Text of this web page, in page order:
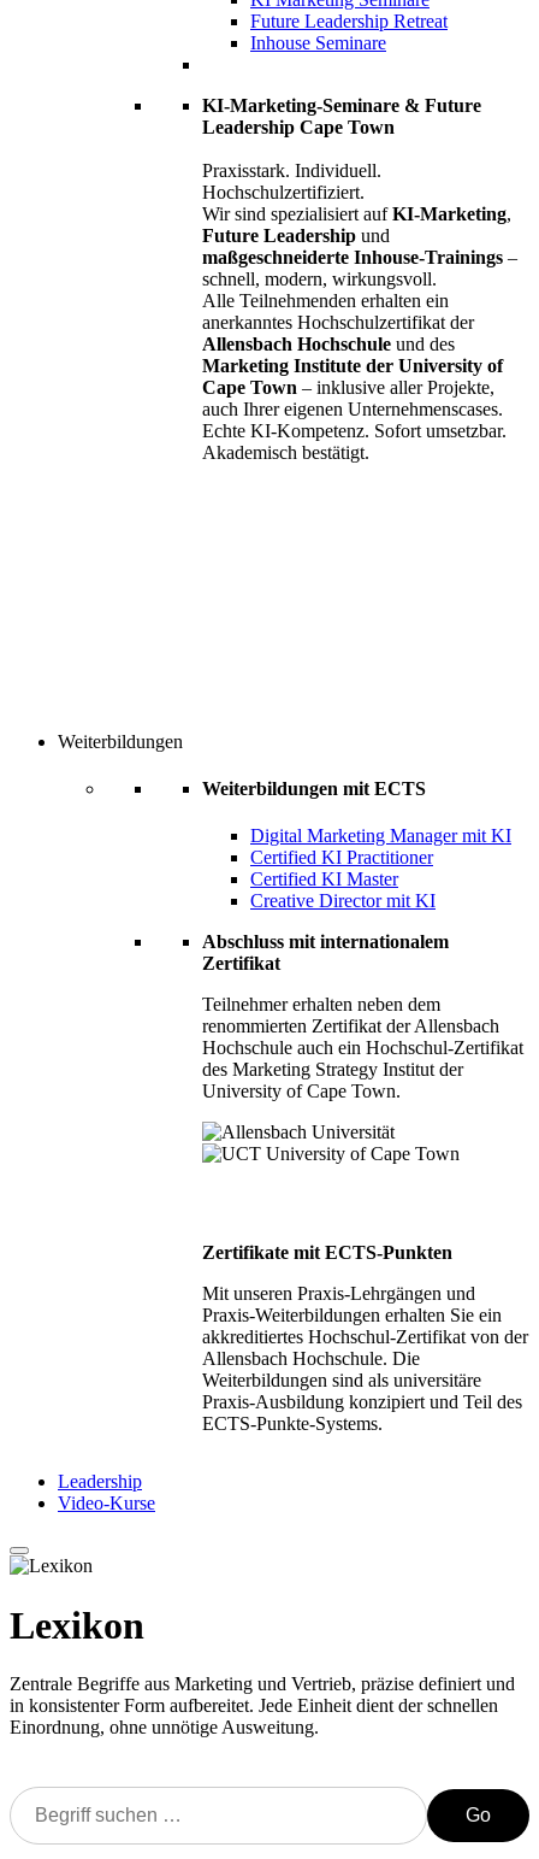
Future Leadership Retreat
Inhouse Seminare
KI-Marketing-Seminare & Future
Leadership Cape Town
Praxisstark. Individuell.
Hochschulzertifiziert.
Wir sind spezialisiert aufKI-Marketing,
Future Leadership und
maßgeschneiderte Inhouse-Trainings –
schnell, modern, wirkungsvoll.
Alle Teilnehmenden erhalten ein
anerkanntes Hochschulzertifikat der
Allensbach Hochschule und des
Marketing Institute der University of
Cape Town – inklusive aller Projekte,
auch Ihrer eigenen Unternehmenscases.
Echte KI-Kompetenz. Sofort umsetzbar.
Akademisch bestätigt.
Weiterbildungen
Weiterbildungen mit ECTS
Digital Marketing Manager mit KI
Certified KI Practitioner
Certified KI Master
Creative Director mit KI
Abschluss mit internationalem
Zertifikat
Teilnehmer erhalten neben dem
renommierten Zertifikat der Allensbach
Hochschule auch ein Hochschul-Zertifikat
des Marketing Strategy Institut der
University of Cape Town.
Zertifikate mit ECTS-Punkten
Mit unseren Praxis-Lehrgängen und
Praxis-Weiterbildungen erhalten Sie ein
akkreditiertes Hochschul-Zertifikat von der
Allensbach Hochschule. Die
Weiterbildungen sind als universitäre
Praxis-Ausbildung konzipiert und Teil des
ECTS-Punkte-Systems.
Leadership
Video-Kurse
Lexikon
Zentrale Begriffe aus Marketing und Vertrieb, präzise definiert und
in konsistenter Form aufbereitet. Jede Einheit dient der schnellen
Einordnung, ohne unnötige Ausweitung.
Go